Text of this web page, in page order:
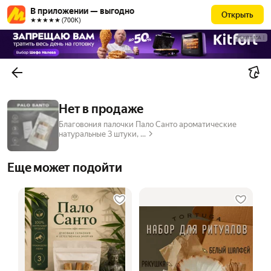
В приложении — выгодно
★★★★★ (700К)
Открыть
РЕКЛАМА
Нет в продаже
Благовония палочки Пало Санто ароматические
натуральные 3 штуки, ...
Еще может подойти